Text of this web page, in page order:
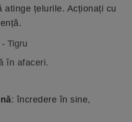
atinge țelurile. Acționați cu
Tigru
în afaceri.
: încredere în sine,